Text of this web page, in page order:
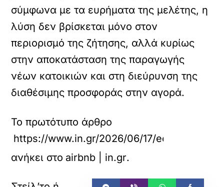
σύμφωνα με τα ευρήματα της μελέτης, η
λύση δεν βρίσκεται μόνο στον
περιορισμό της ζήτησης, αλλά κυρίως
στην αποκατάσταση της παραγωγής
νέων κατοικιών και στη διεύρυνση της
διαθέσιμης προσφοράς στην αγορά.
Το πρωτότυπο άρθρο
https://www.in.gr/2026/06/17/economy/
ανήκει στο airbnb | in.gr.